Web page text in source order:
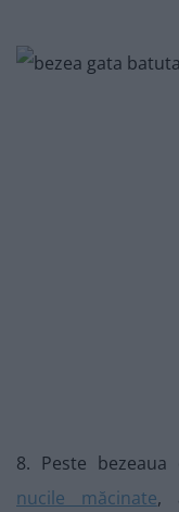
8. Peste
nucile măcinate,